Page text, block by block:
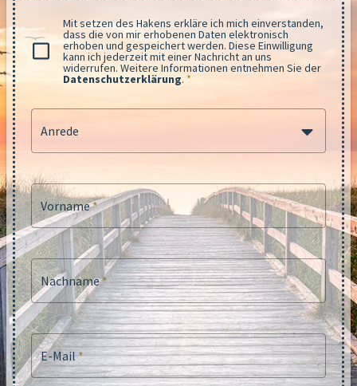
Anrede
Vorname*
Nachname*
E-Mail*
Mit setzen des Hakens erkläre ich mich einverstanden,
dass die von mir erhobenen Daten elektronisch
erhoben und gespeichert werden. Diese Einwilligung
kann ich jederzeit mit einer Nachricht an uns
widerrufen. Weitere Informationen entnehmen Sie der
Datenschutzerklärung. *